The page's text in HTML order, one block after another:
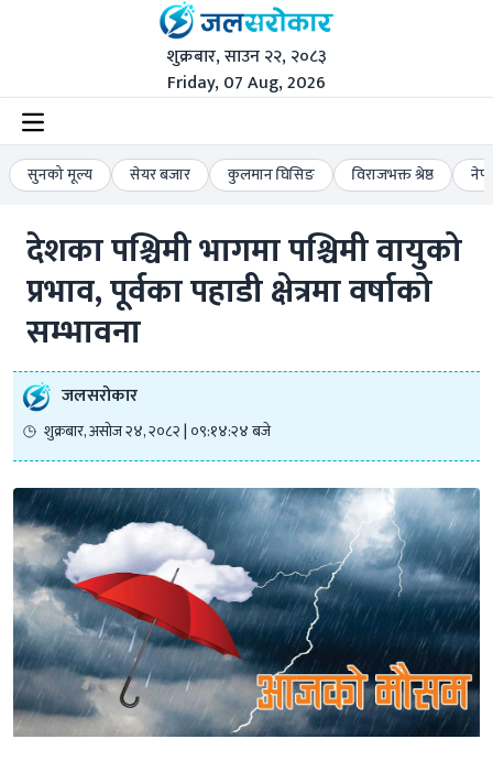
शुक्रबार, साउन २२, २०८३
Friday, 07 Aug, 2026
सुनको मूल्य सेयर बजार कुलमान घिसिङ विराजभक्त श्रेष्ठ
देशका पश्चिमी भागमा पश्चिमी वायुको
प्रभाव, पूर्वका पहाडी क्षेत्रमा वर्षाको
सम्भावना
जलसरोकार
शुक्रबार, असोज २४, २०८२ | ०९:१४:२४ बजे